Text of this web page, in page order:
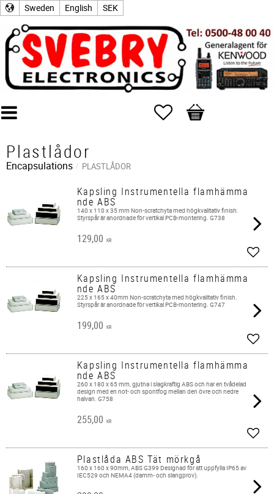
Sweden English SEK
Favorites
Basket
Plastlådor
Encapsulations PLASTLÅDOR
Kapsling Instrumentella flamhämma
nde ABS
140 x 110 x 35 mm Non-scratchyta med högkvalitativ finish.
Styrspår är anordnade för vertikal PCB-montering. G738
129,00 KR
Add
Kapsling Instrumentella flamhämma
nde ABS
225 x 165 x 40mm Non-scratchyta med högkvalitativ finish.
Styrspår är anordnade för vertikal PCB-montering. G747
199,00 KR
Add
Kapsling Instrumentella flamhämma
nde ABS
260 x 180 x 65 mm, gjutna i slagkraftig ABS och har en tvådelad
design med en not- och spontfog mellan den övre och nedre
halvan. G758
255,00 KR
Add
Plastlåda ABS Tät mörkgå
160 x 160 x 90mm, ABS G399 Designad för att uppfylla IP65 av
IEC529 och NEMA4 (damm- och slangprov).